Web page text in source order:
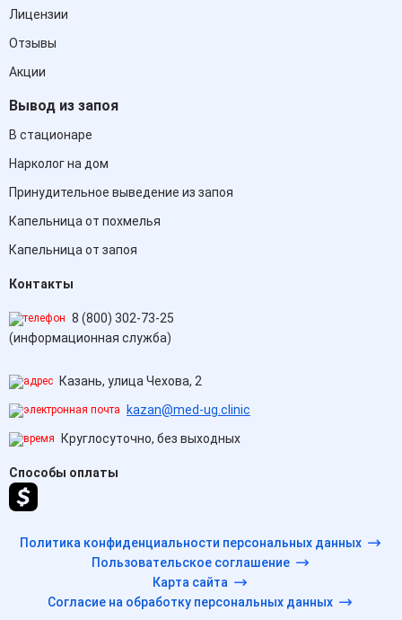
Лицензии
Отзывы
Акции
Вывод из запоя
В стационаре
Нарколог на дом
Принудительное выведение из запоя
Капельница от похмелья
Капельница от запоя
Контакты
8 (800) 302-73-25
(информационная служба)
Казань, улица Чехова, 2
kazan@med-ug.clinic
Круглосуточно, без выходных
Способы оплаты
Политика конфиденциальности персональных данных
Пользовательское соглашение
Карта сайта
Согласие на обработку персональных данных